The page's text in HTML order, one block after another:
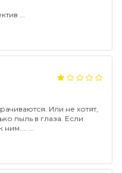
Или не хотят,
пыль в глаза. Если
ним....